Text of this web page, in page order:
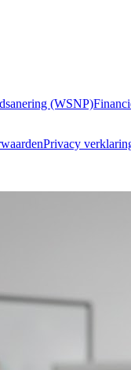
(WSNP)
Privacy